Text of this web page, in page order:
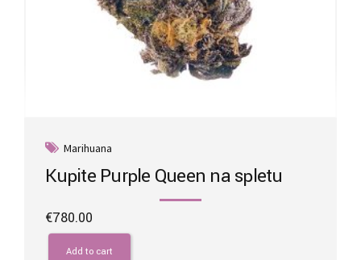
Marihuana
Kupite Purple Queen na spletu
€780.00
Add to cart